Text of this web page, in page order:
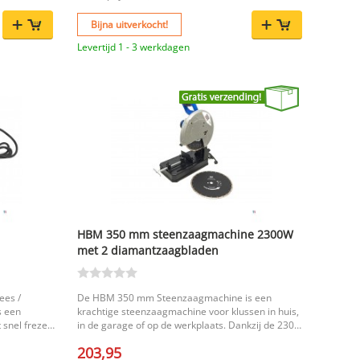
helpt
aan
efficiënt
en
Bijna uitverkocht!
Levertijd 1 - 3 werkdagen
voor
/
een
snel frezen
watt en
HBM 350 mm steenzaagmachine 2300W
met 2 diamantzaagbladen
De HBM 350 mm Steenzaagmachine is een
krachtige steenzaagmachine voor klussen in huis,
in de garage of op de werkplaats. Dankzij de 2300
van stenen en zacht beton, zonder betonijzer. Met
203,95